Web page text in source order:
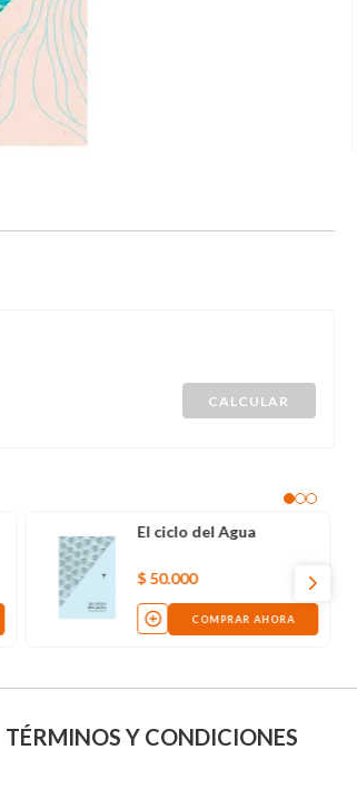
El ciclo del Agua
$ 50.000
COMPRAR AHORA
TÉRMINOS Y CONDICIONES